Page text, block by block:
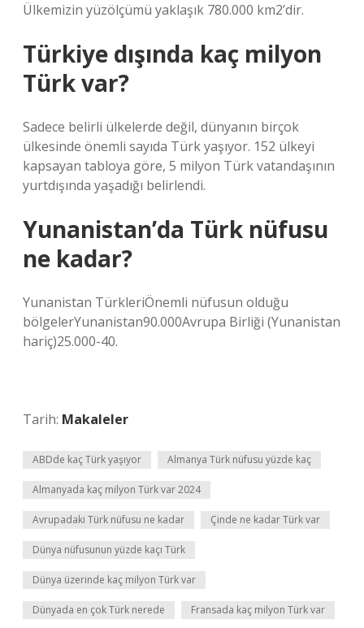
Ülkemizin yüzölçümü yaklaşık 780.000 km2’dir.
Türkiye dışında kaç milyon
Türk var?
Sadece belirli ülkelerde değil, dünyanın birçok
ülkesinde önemli sayıda Türk yaşıyor. 152 ülkeyi
kapsayan tabloya göre, 5 milyon Türk vatandaşının
yurtdışında yaşadığı belirlendi.
Yunanistan’da Türk nüfusu
ne kadar?
Yunanistan TürkleriÖnemli nüfusun olduğu
bölgelerYunanistan90.000Avrupa Birliği (Yunanistan
hariç)25.000-40.
Tarih: Makaleler
ABDde kaç Türk yaşıyor Almanya Türk nüfusu yüzde kaç
Almanyada kaç milyon Türk var 2024
Avrupadaki Türk nüfusu ne kadar Çinde ne kadar Türk var
Dünya nüfusunun yüzde kaçı Türk
Dünya üzerinde kaç milyon Türk var
Dünyada en çok Türk nerede Fransada kaç milyon Türk var